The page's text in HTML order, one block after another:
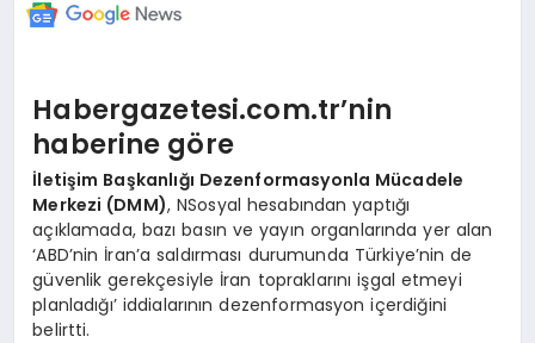
Habergazetesi.com.tr’nin
haberine göre
İletişim Başkanlığı Dezenformasyonla Mücadele
Merkezi (DMM), NSosyal hesabından yaptığı
açıklamada, bazı basın ve yayın organlarında yer alan
‘ABD’nin İran’a saldırması durumunda Türkiye’nin de
güvenlik gerekçesiyle İran topraklarını işgal etmeyi
planladığı’ iddialarının dezenformasyon içerdiğini
belirtti.